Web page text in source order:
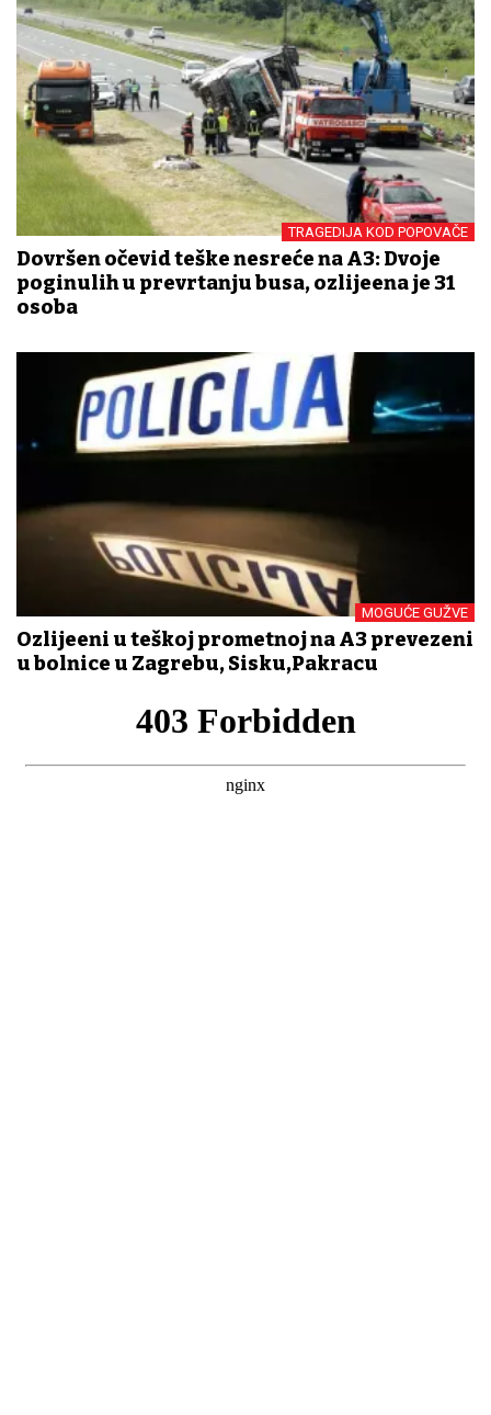
TRAGEDIJA KOD POPOVAČE
Dovršen očevid teške nesreće na A3: Dvoje
poginulih u prevrtanju busa, ozlijeđena je 31
osoba
MOGUĆE GUŽVE
Ozlijeđeni u teškoj prometnoj na A3 prevezeni
u bolnice u Zagrebu, Sisku,Pakracu